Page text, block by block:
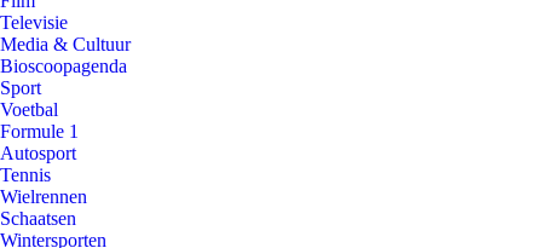
Televisie
Media & Cultuur
Bioscoopagenda
Sport
Voetbal
Formule 1
Autosport
Tennis
Wielrennen
Schaatsen
Wintersporten